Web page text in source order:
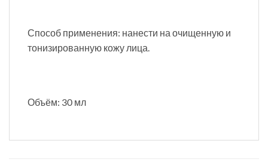
Способ применения: нанести на очищенную и
тонизированную кожу лица.
Объём: 30 мл